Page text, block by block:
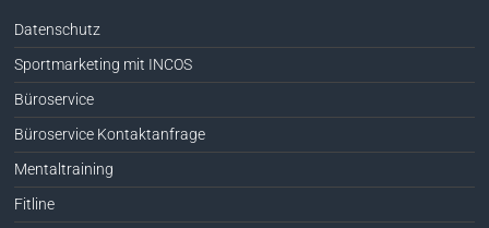
Datenschutz
Sportmarketing mit INCOS
Büroservice
Büroservice Kontaktanfrage
Mentaltraining
Fitline